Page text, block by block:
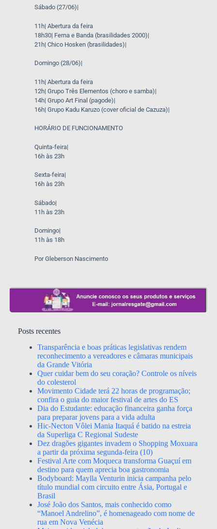
Sábado (27/06)|
11h| Abertura da feira
18h30| Ferna e Banda (brasilidades 2000)|
21h| Chico Hosken (brasilidades)|
Domingo (28/06)|
11h| Abertura da feira
12h| Grupo Três Elementos (choro e samba)|
14h| Grupo Art Final (pagode)|
16h| Grupo Kadu Karuzo (cover oficial de Cazuza)|
HORÁRIO DE FUNCIONAMENTO
Quinta-feira|
16h às 23h
Sexta-feira|
16h às 23h
Sábado|
11h às 23h
Domingo|
11h às 18h
Por Gleberson Nascimento
Posts recentes
Transparência e boas práticas legislativas rendem
reconhecimento a vereadores e câmaras municipais
da Grande Vitória
Quer cuidar bem do seu coração? Controle os níveis
do colesterol
Movimento Cidade terá 22 horas de programação;
confira o guia do maior festival de artes do ES
Dia do Estudante: educação financeira ganha força
para preparar jovens para a vida adulta
Hic-Necton Vôlei Mania Itaquá é batido na estreia
da Superliga C Regional Sudeste
Dez dragões gigantes invadem o Shopping Moxuara
a partir da próxima segunda-feira (10)
Festival Arte com Moqueca transforma Guaçuí em
destino para quem aprecia boa gastronomia
Bodyboard: Maylla Venturin inicia campanha pelo
título mundial com circuito entre Ásia, Portugal e
Brasil
José João dos Santos, mais conhecido como
“Manoel Andrelino”, é homenageado com nome de
rua em Nova Venécia